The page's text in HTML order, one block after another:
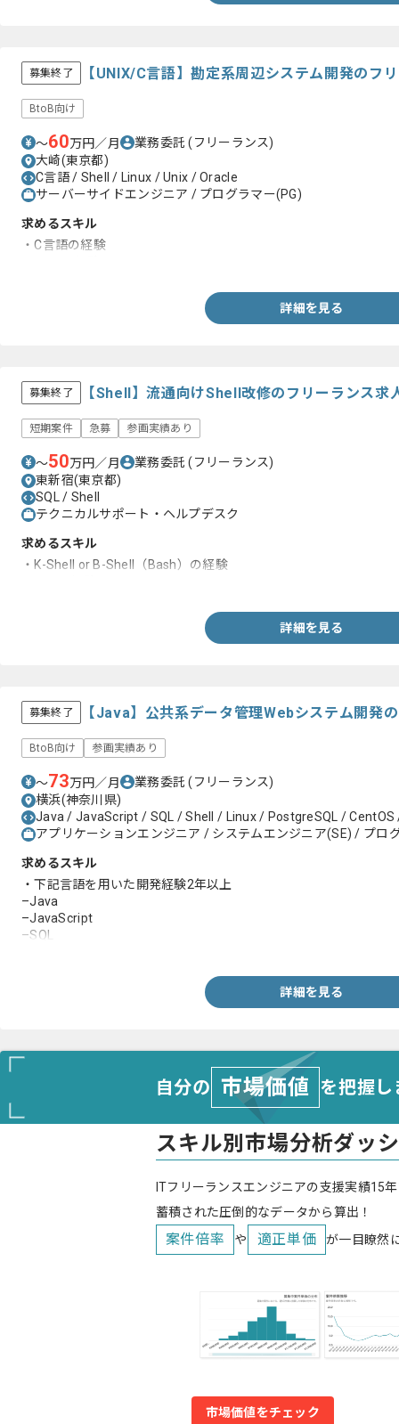
募集終了 【UNIX/C言語】勘定系周辺システム開発のフ
BtoB向け
〜60万円／月 業務委託(フリーランス)
大崎(東京都)
C言語 / Shell / Linux / Unix / Oracle
サーバーサイドエンジニア / プログラマー(PG)
求めるスキル
・C言語の経験
詳細を見る
募集終了 【Shell】流通向けShell改修のフリーランス求
短期案件 急募 参画実績あり
〜50万円／月 業務委託(フリーランス)
東新宿(東京都)
SQL / Shell
テクニカルサポート・ヘルプデスク
求めるスキル
・K-Shell or B-Shell（Bash）の経験
詳細を見る
募集終了 【Java】公共系データ管理Webシステム開発
BtoB向け 参画実績あり
〜73万円／月 業務委託(フリーランス)
横浜(神奈川県)
Java / JavaScript / SQL / Shell / Linux / PostgreSQL / CentOS
アプリケーションエンジニア / システムエンジニア(SE) / プロ
求めるスキル
・下記言語を用いた開発経験2年以上
–Java
–JavaScript
–SQL
詳細を見る
自分の 市場価値 を把握
スキル別市場分析ダッ
ITフリーランスエンジニアの支援実績15
蓄積された圧倒的なデータから算出！
案件倍率 や 適正単価 が一目瞭然
市場価値をチェック